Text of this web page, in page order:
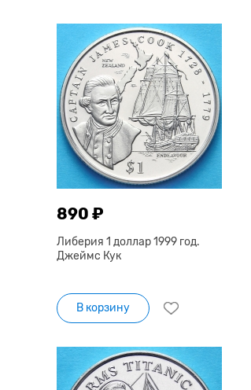
890 ₽
Либерия 1 доллар 1999 год.
Джеймс Кук
В корзину